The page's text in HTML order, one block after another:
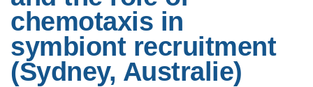
chemotaxis in
symbiont recruitment
(Sydney, Australie)